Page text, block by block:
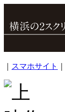
スマホサイト